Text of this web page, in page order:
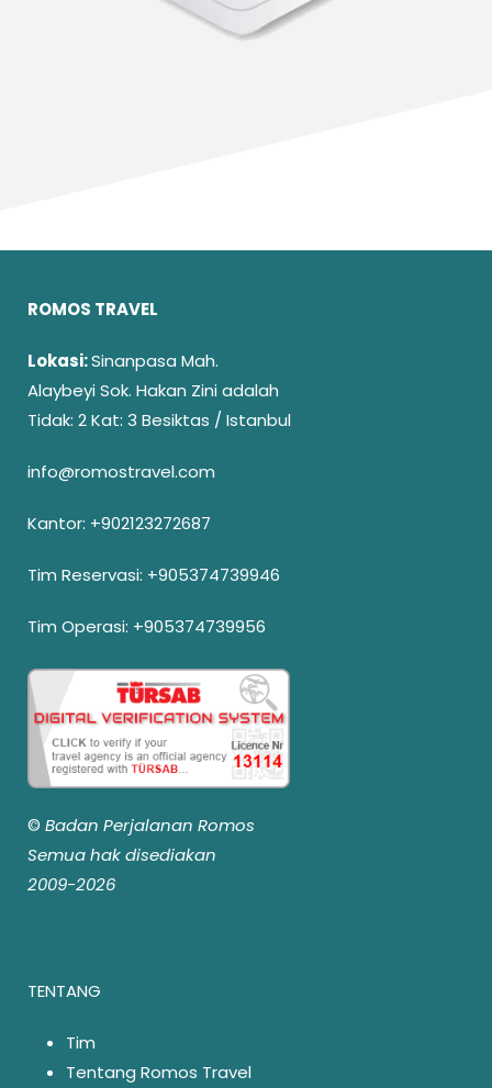
ROMOS TRAVEL
Lokasi:Sinanpasa Mah.
Alaybeyi Sok. Hakan Zini adalah
Tidak: 2 Kat: 3 Besiktas / Istanbul
info@romostravel.com
Kantor: +902123272687
Tim Reservasi: +905374739946
Tim Operasi: +905374739956
© Badan Perjalanan Romos
Semua hak disediakan
2009-2026
TENTANG
Tim
Tentang Romos Travel